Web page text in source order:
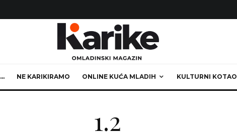
NE KARIKIRAMO ONLINE KUĆA MLADIH KULTURNI KOTAO
1.2